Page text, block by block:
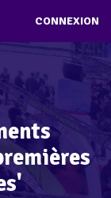
CONNEXION